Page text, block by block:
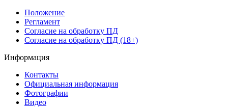
Положение
Регламент
Согласие на обработку ПД
Согласие на обработку ПД (18+)
Информация
Контакты
Официальная информация
Фотографии
Видео